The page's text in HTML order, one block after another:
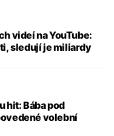
videí na YouTube:
sledují je miliardy
hit: Bába pod
volební